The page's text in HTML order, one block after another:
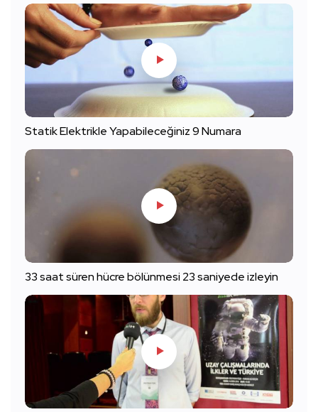
Statik Elektrikle Yapabileceğiniz 9 Numara
33 saat süren hücre bölünmesi 23 saniyede izleyin